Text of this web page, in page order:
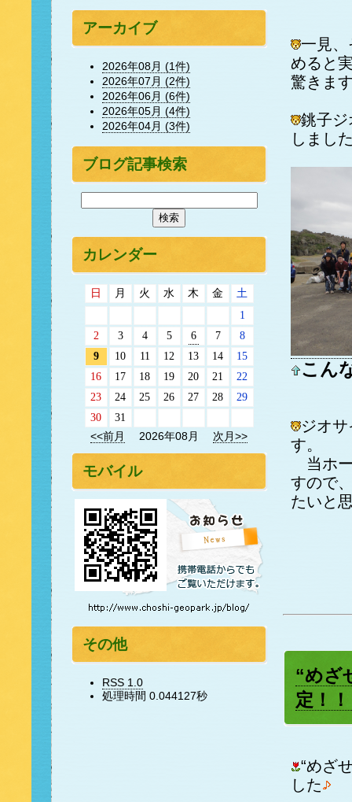
一見
めると
驚きま
銚子ジ
しまし
こん
ジオ
す。
当ホー
すので
たいと
“めざ
定！
“めざ
した
アーカイブ
2026年08月 (1件)
2026年07月 (2件)
2026年06月 (6件)
2026年05月 (4件)
2026年04月 (3件)
ブログ記事検索
カレンダー
日 月 火 水 木 金
土
1
2
3 4 5 6 7
8
9
10 11 12 13 14
15
16
17 18 19 20 21
22
23
24 25 26 27 28
29
30
31
<<前月
2026年08月 次月>>
モバイル
その他
RSS 1.0
処理時間 0.044127秒